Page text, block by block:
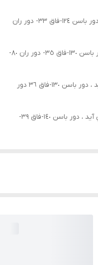
مديوم :دور كمر از ٧٨ تا ١١٠ كش مي آيد ، دور باسن ١٢٤-فاق ٣٣- دور ران
لارج :دور كمر از ٨٤ تا ١٢٠ كش مي آيد ، دور باسن ١٣٠-فاق ٣٥- دور ران ٨٠-
ايكس لارج :دور كمر از ٩٠ تا ١٢٠ كش مي آيد ، دور باسن ١٣٠-فاق ٣٦ دور
دو ايكس لارج:دور كمر از ١٠٠ تا ١٣٠ كش مي آيد ، دور باسن ١٤٠-فاق ٣٩-